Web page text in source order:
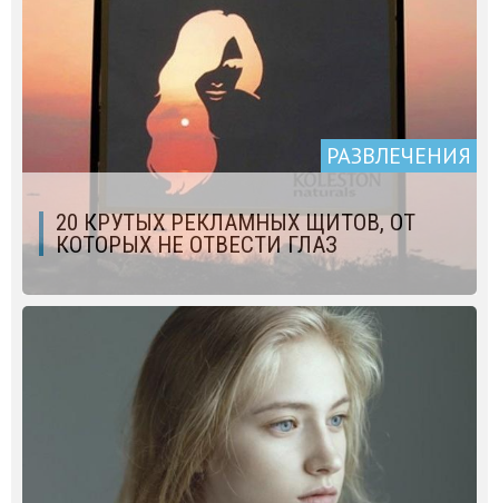
РАЗВЛЕЧЕНИЯ
20 КРУТЫХ РЕКЛАМНЫХ ЩИТОВ, ОТ
КОТОРЫХ НЕ ОТВЕСТИ ГЛАЗ